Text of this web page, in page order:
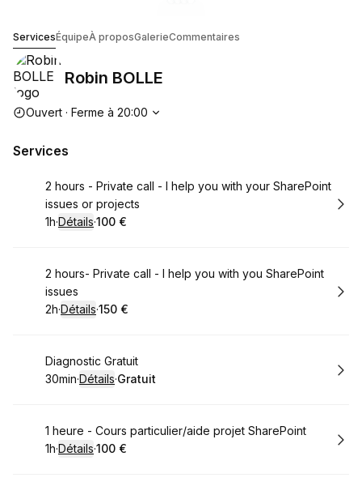
ServicesÉquipeÀ proposGalerieCommentaires
Robin BOLLE
Heures d'ouverture
Ouvert · Ferme à 20:00
Services
Réserver
2 hours - Private call - I help you with your SharePoint
issues or projects
.Durée de l'appel
1h·Détails·
.Prix
100 €
Réserver
2 hours- Private call - I help you with you SharePoint
issues
.Durée de l'appel
2h·Détails·
.Prix
150 €
Réserver
Diagnostic Gratuit
.Durée de l'appel:
30min·Détails·
.Prix:
Gratuit
Réserver
1 heure - Cours particulier/aide projet SharePoint
.Durée de l'appel
1h·Détails·
.Prix
100 €